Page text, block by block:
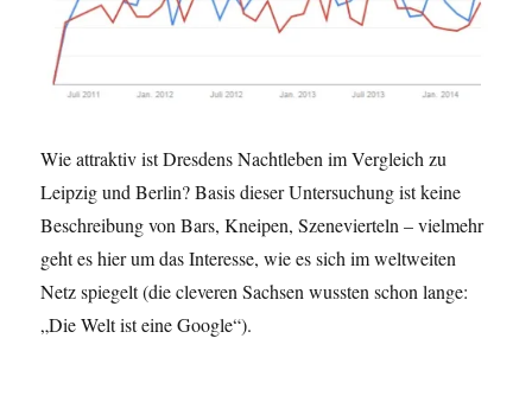
Wie attraktiv ist Dresdens Nachtleben im Vergleich zu
Leipzig und Berlin? Basis dieser Untersuchung ist keine
Beschreibung von Bars, Kneipen, Szenevierteln – vielmehr
geht es hier um das Interesse, wie es sich im weltweiten
Netz spiegelt (die cleveren Sachsen wussten schon lange:
„Die Welt ist eine Google“).